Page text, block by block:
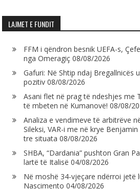
LAJMET E FUNDIT
FFM i qëndron besnik UEFA-s,
nga Omeragiç 08/08/2026
Gafuri: Në Shtip ndaj Bregallnicës
pozitiv 08/08/2026
Asani flet në prag të ndeshjes me
të mbeten në Kumanovë! 08/08/
Analiza e vendimeve të arbitrëve
Sileksi, VAR-i me në krye
tre situata 08/08/2026
SHBA, “Dardania” pushton Gran
lartë të Italisë 04/08/2026
Në moshë 34-vjeçare ndërroi jetë
Nascimento 04/08/2026